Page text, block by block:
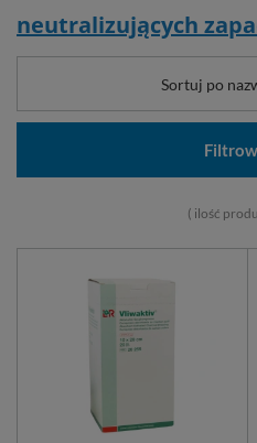
neutralizujących
Sortuj po
( ilość